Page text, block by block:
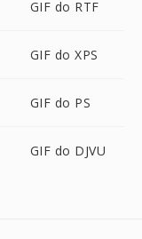
GIF do RTF
GIF do XPS
GIF do PS
GIF do DJVU